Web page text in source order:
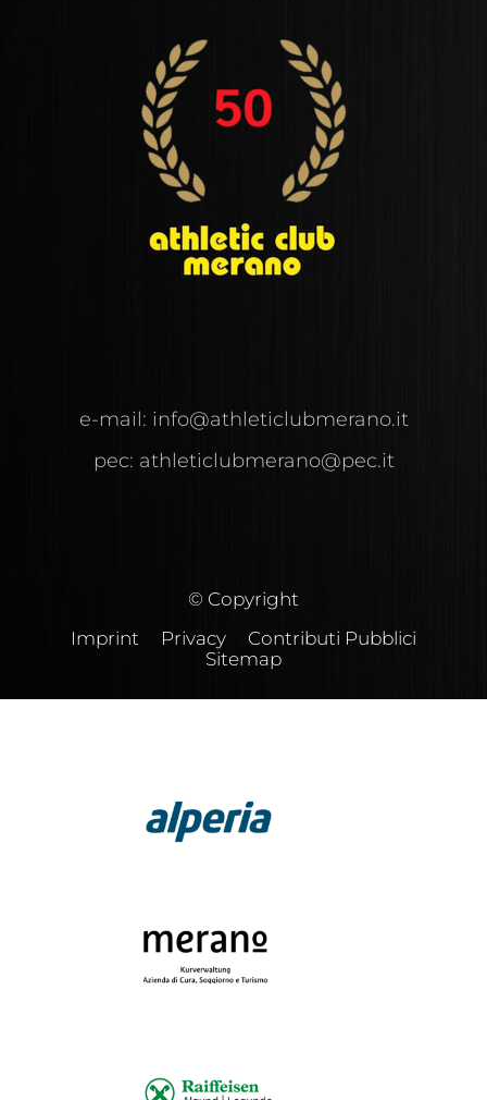
e-mail: info@athleticlubmerano.it
pec: athleticlubmerano@pec.it
© Copyright
Imprint
Privacy
Contributi Pubblici
Sitemap